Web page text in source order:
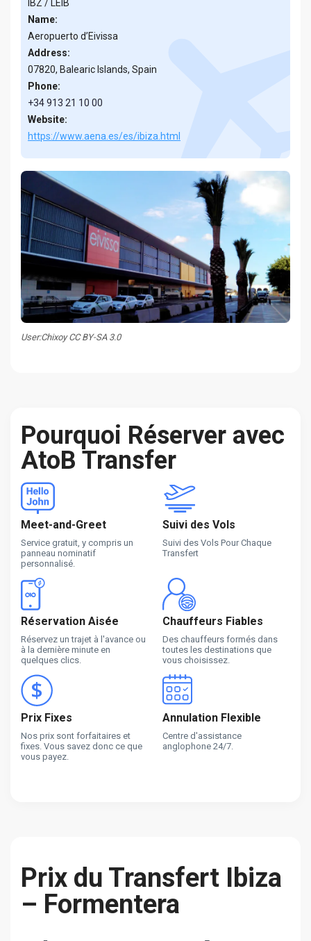
IBZ / LEIB
Name:
Aeropuerto d’Eivissa
Address:
07820, Balearic Islands, Spain
Phone:
+34 913 21 10 00
Website:
https://www.aena.es/es/ibiza.html
User:Chixoy CC BY-SA 3.0
Pourquoi Réserver avec
AtoB Transfer
Meet-and-Greet
Service gratuit, y compris un
panneau nominatif
personnalisé.
Suivi des Vols
Suivi des Vols Pour Chaque
Transfert
Réservation Aisée
Réservez un trajet à l'avance ou
à la dernière minute en
quelques clics.
Chauffeurs Fiables
Des chauffeurs formés dans
toutes les destinations que
vous choisissez.
Prix Fixes
Nos prix sont forfaitaires et
fixes. Vous savez donc ce que
vous payez.
Annulation Flexible
Centre d'assistance
anglophone 24/7.
Prix du Transfert Ibiza
– Formentera